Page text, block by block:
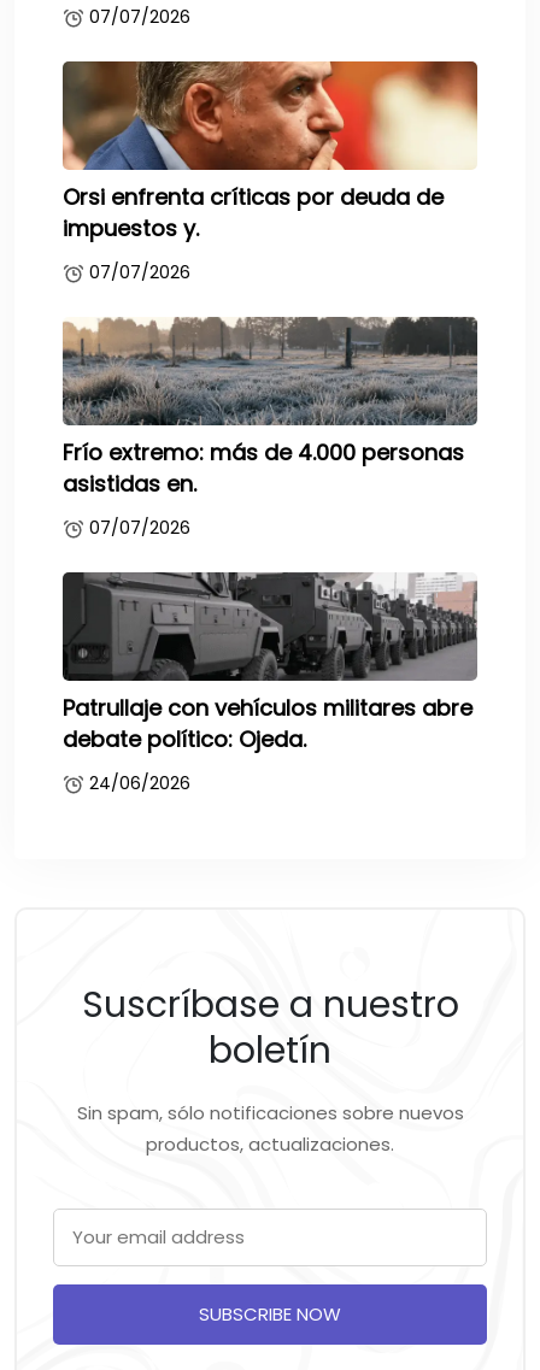
07/07/2026
Orsi enfrenta críticas por deuda de
impuestos y.
07/07/2026
Frío extremo: más de 4.000 personas
asistidas en.
07/07/2026
Patrullaje con vehículos militares abre
debate político: Ojeda.
24/06/2026
Suscríbase a nuestro
boletín
Sin spam, sólo notificaciones sobre nuevos
productos, actualizaciones.
SUBSCRIBE NOW